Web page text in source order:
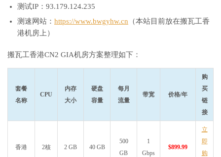
测试IP：93.179.124.235
测速网站： https://www.bwgyhw.cn （本站目前放在搬瓦工香
港机房上）
搬瓦工香港CN2 GIA机房方案整理如下：
套餐
名称
CPU
内存
大小
硬盘
容量
每月
流量
带宽 价格/年
购
买
链
接
香港 2核 2 GB 40 GB
500
GB
1
Gbps
$899.99
立
即
购